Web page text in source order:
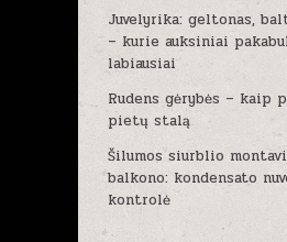
Juvelyrika: geltonas,
– kurie auksiniai
labiausiai
Rudens gėrybės – kaip
pietų stalą
Šilumos siurblio
balkono: kondensato
kontrolė